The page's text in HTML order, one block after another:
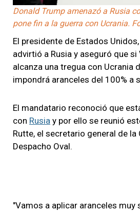
Donald Trump amenazó a Rusia
pone fin a la guerra con Ucrania.
El presidente de Estados Unidos,
advirtió a Rusia y aseguró que
alcanza una tregua con Ucrania
impondrá aranceles del 100% a
El mandatario reconoció que
con Rusia y por ello se reunió
Rutte, el secretario general de la
Despacho Oval.
"Vamos a aplicar aranceles muy